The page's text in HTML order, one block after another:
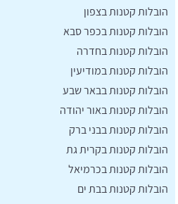
הובלות קטנות בצפון
הובלות קטנות בכפר סבא
הובלות קטנות בחדרה
הובלות קטנות במודיעין
הובלות קטנות בבאר שבע
הובלות קטנות באור יהודה
הובלות קטנות בבני ברק
הובלות קטנות בקרית גת
הובלות קטנות בכרמיאל
הובלות קטנות בבת ים